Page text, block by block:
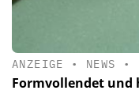
ANZEIGE • NEWS •
Formvollendet und